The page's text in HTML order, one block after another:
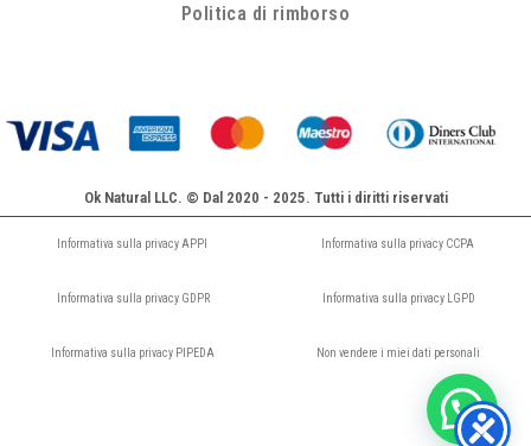
Politica di rimborso
Ok Natural LLC. © Dal 2020 - 2025. Tutti i diritti riservati
Informativa sulla privacy APPI Informativa sulla privacy CCPA
Informativa sulla privacy GDPR Informativa sulla privacy LGPD
Informativa sulla privacy PIPEDA Non vendere i miei dati personali